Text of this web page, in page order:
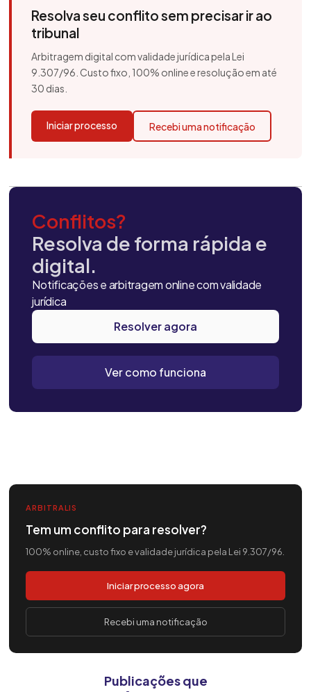
Resolva seu conflito sem precisar ir ao
tribunal
Arbitragem digital com validade jurídica pela Lei
9.307/96. Custo fixo, 100% online e resolução em até
30 dias.
Iniciar processo Recebi uma notificação
Conflitos?
Resolva de forma rápida e
digital.
Notificações e arbitragem online com validade
jurídica
Resolver agora
Ver como funciona
ARBITRALIS
Tem um conflito para resolver?
100% online, custo fixo e validade jurídica pela Lei 9.307/96.
Iniciar processo agora
Recebi uma notificação
Publicações que